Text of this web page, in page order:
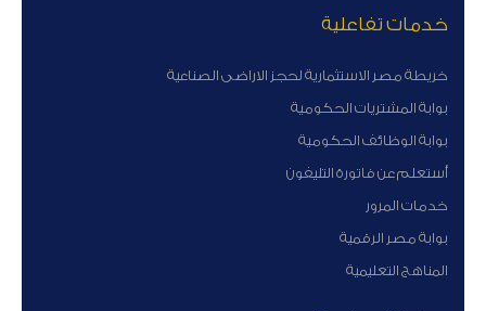
خدمات تفاعلية
خريطة مصر الاستثمارية لحجز الاراضى الصناعية
بوابة المشتريات الحكومية
بوابة الوظائف الحكومية
أستعلم عن فاتورة التليفون
خدمات المرور
بوابة مصر الرقمية
المناهج التعليمية